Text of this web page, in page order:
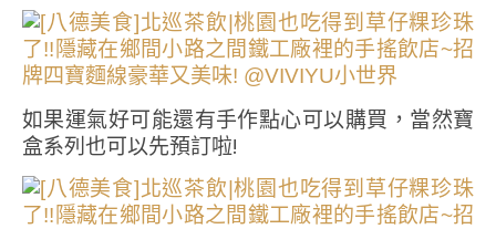
如果運氣好可能還有手作點心可以購買，當然寶
盒系列也可以先預訂啦!